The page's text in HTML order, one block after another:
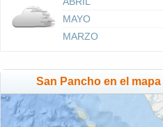
MAYO
MARZO
San Pancho en el